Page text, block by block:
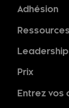
Adhésion
Prix
Entrez vos